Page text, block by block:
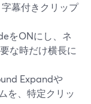
幕付きクリップ
をONにし、ネ
な時だけ横長に
Expandや
を、特定クリッ